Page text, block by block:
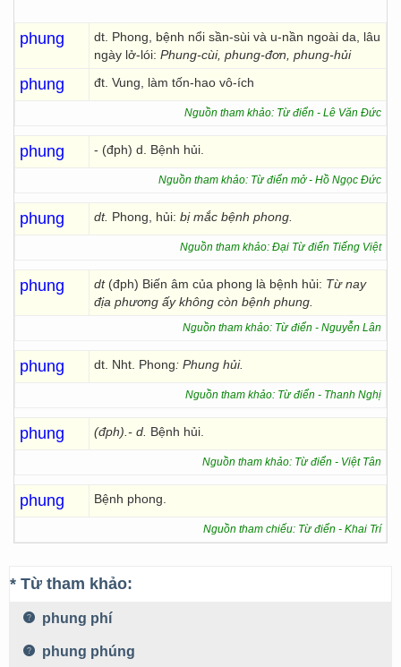
phung
dt. Phong, bệnh nổi sần-sùi và u-nần ngoài da, lâu
ngày lở-lói: Phung-cùi, phung-đơn, phung-hủi
phung đt. Vung, làm tốn-hao vô-ích
Nguồn tham khảo: Từ điển - Lê Văn Đức
phung - (đph) d. Bệnh hủi.
Nguồn tham khảo: Từ điển mở - Hồ Ngọc Đức
phung dt. Phong, hủi: bị mắc bệnh phong.
Nguồn tham khảo: Đại Từ điển Tiếng Việt
phung dt (đph) Biến âm của phong là bệnh hủi: Từ nay
địa phương ấy không còn bệnh phung.
Nguồn tham khảo: Từ điển - Nguyễn Lân
phung dt. Nht. Phong: Phung hủi.
Nguồn tham khảo: Từ điển - Thanh Nghị
phung (đph).- d. Bệnh hủi.
Nguồn tham khảo: Từ điển - Việt Tân
phung Bệnh phong.
Nguồn tham chiếu: Từ điển - Khai Trí
* Từ tham khảo:
phung phí
phung phúng